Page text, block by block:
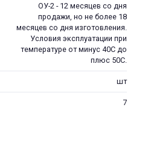
ОУ-2 - 12 месяцев со дня
продажи, но не более 18
месяцев со дня изготовления.
Условия эксплуатации при
температуре от минус 40С до
плюс 50С.
шт
7